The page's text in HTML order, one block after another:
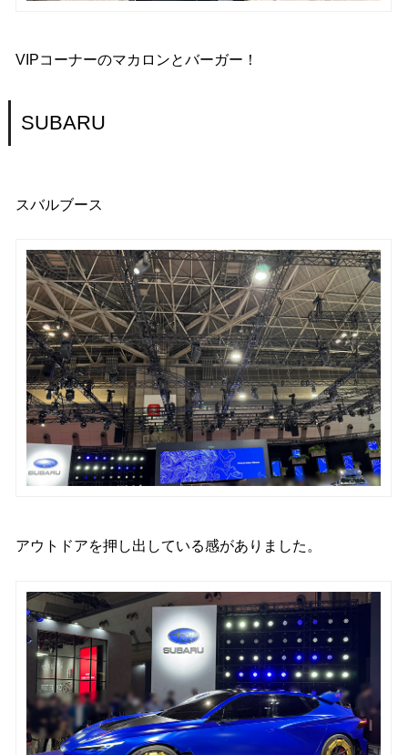
VIPコーナーのマカロンとバーガー！
SUBARU
スバルブース
アウトドアを押し出している感がありました。